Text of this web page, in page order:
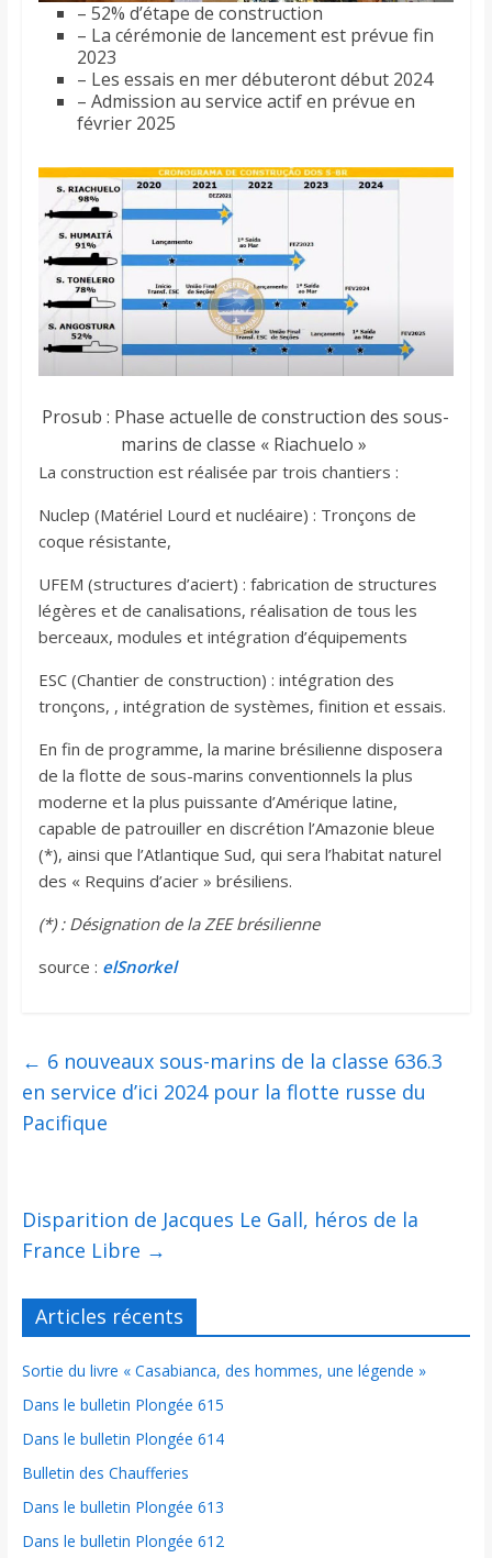
– 52% d’étape de construction
– La cérémonie de lancement est prévue fin
2023
– Les essais en mer débuteront début 2024
– Admission au service actif en prévue en
février 2025
Prosub : Phase actuelle de construction des sous-
marins de classe « Riachuelo »
La construction est réalisée par trois chantiers :
Nuclep (Matériel Lourd et nucléaire) : Tronçons de
coque résistante,
UFEM (structures d’aciert) : fabrication de structures
légères et de canalisations, réalisation de tous les
berceaux, modules et intégration d’équipements
ESC (Chantier de construction) : intégration des
tronçons, , intégration de systèmes, finition et essais.
En fin de programme, la marine brésilienne disposera
de la flotte de sous-marins conventionnels la plus
moderne et la plus puissante d’Amérique latine,
capable de patrouiller en discrétion l’Amazonie bleue
(*), ainsi que l’Atlantique Sud, qui sera l’habitat naturel
des « Requins d’acier » brésiliens.
(*) : Désignation de la ZEE brésilienne
source : elSnorkel
← 6 nouveaux sous-marins de la classe 636.3
en service d’ici 2024 pour la flotte russe du
Pacifique
Disparition de Jacques Le Gall, héros de la
France Libre →
Articles récents
Sortie du livre « Casabianca, des hommes, une légende »
Dans le bulletin Plongée 615
Dans le bulletin Plongée 614
Bulletin des Chaufferies
Dans le bulletin Plongée 613
Dans le bulletin Plongée 612